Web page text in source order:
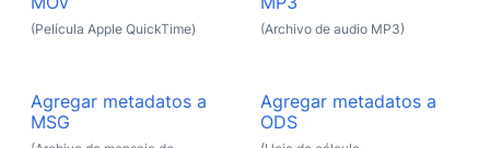
(Película Apple QuickTime) (Archivo de audio MP3)
Agregar metadatos a
MSG
Agregar metadatos a
ODS